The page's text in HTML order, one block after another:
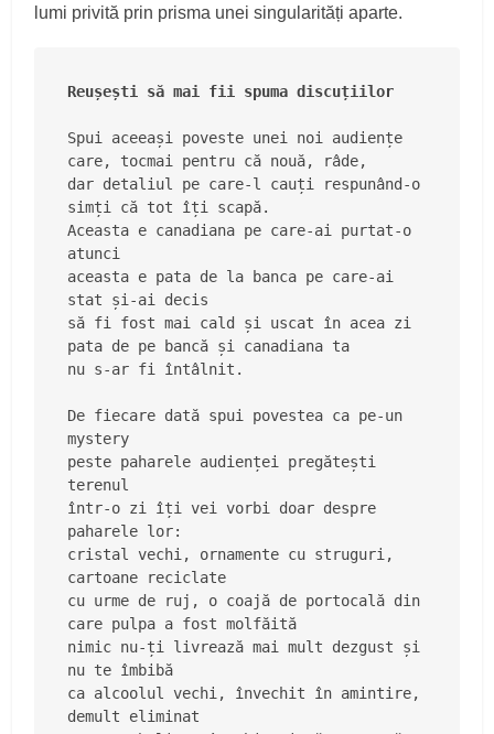
lumi privită prin prisma unei singularități aparte.
Reușești să mai fii spuma discuțiilor
Spui aceeași poveste unei noi audiențe
care, tocmai pentru că nouă, râde,
dar detaliul pe care-l cauți respunând-o
simți că tot îți scapă.
Aceasta e canadiana pe care-ai purtat-o
atunci
aceasta e pata de la banca pe care-ai
stat și-ai decis
să fi fost mai cald și uscat în acea zi
pata de pe bancă și canadiana ta
nu s-ar fi întâlnit.
De fiecare dată spui povestea ca pe-un
mystery
peste paharele audienței pregătești
terenul
într-o zi îți vei vorbi doar despre
paharele lor:
cristal vechi, ornamente cu struguri,
cartoane reciclate
cu urme de ruj, o coajă de portocală din
care pulpa a fost molfăită
nimic nu-ți livrează mai mult dezgust și
nu te îmbibă
ca alcoolul vechi, învechit în amintire,
demult eliminat